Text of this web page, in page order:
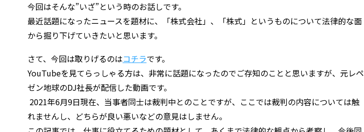
今回はそんな”いざ”という時のお話しです。
最近話題になったニュースを題材に、「株式会社」、「株式」というものについて法律的な面
から掘り下げていきたいと思います。
さて、今回は取りげるのはコチラです。
YouTubeを見てらっしゃる方は、非常に話題になったのでご存知のことと思いますが、元レペ
ゼン地球のDJ社長が配信した動画です。
2021年6月9日現在、当事者同士は裁判中とのことですが、ここでは裁判の内容については触
れませんし、どちらが良い悪いなどの意見はしません。